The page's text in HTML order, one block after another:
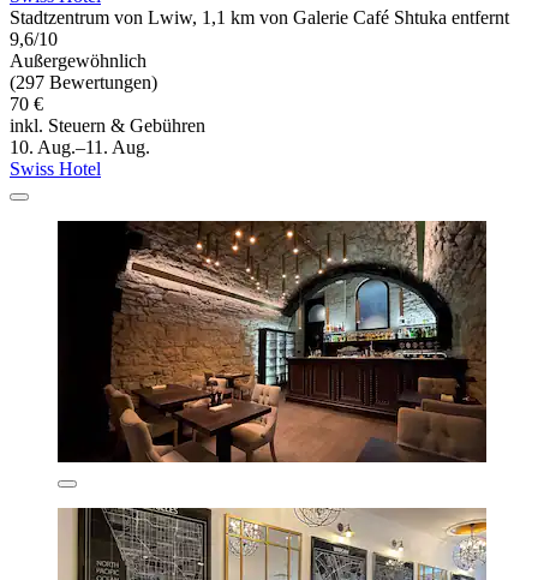
Stadtzentrum von Lwiw, 1,1 km von Galerie Café Shtuka entfernt
9,6/10
Außergewöhnlich
(297 Bewertungen)
70 €
inkl. Steuern & Gebühren
10. Aug.–11. Aug.
Swiss Hotel